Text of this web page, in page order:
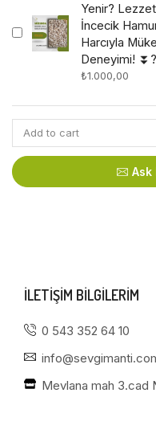
Yenir?
İncecik
Harcıyla
Deneyimi! ⏬?
₺1.000,00
Ask
ILETIŞIM BILGILERIM
0 543 352 64 10
Mevlana mah 3.cad